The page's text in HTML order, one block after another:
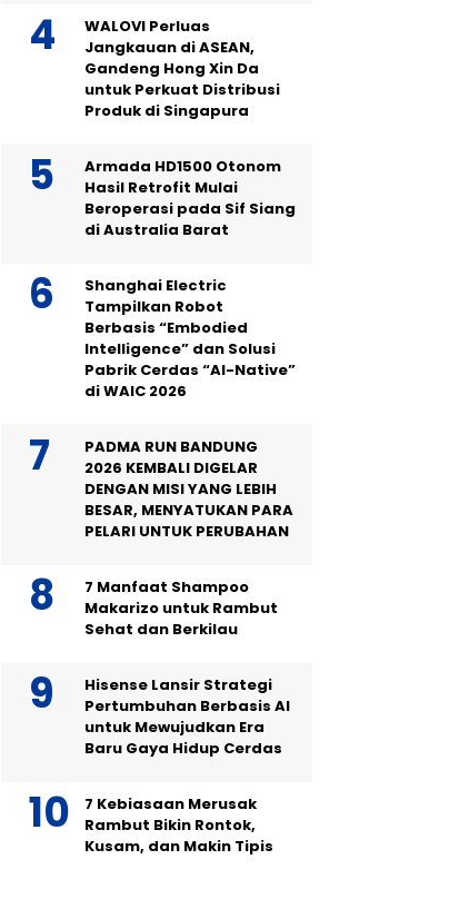
WALOVI Perluas
Jangkauan di ASEAN,
Gandeng Hong Xin Da
untuk Perkuat Distribusi
Produk di Singapura
Armada HD1500 Otonom
Hasil Retrofit Mulai
Beroperasi pada Sif Siang
di Australia Barat
Shanghai Electric
Tampilkan Robot
Berbasis “Embodied
Intelligence” dan Solusi
Pabrik Cerdas “AI-Native”
di WAIC 2026
PADMA RUN BANDUNG
2026 KEMBALI DIGELAR
DENGAN MISI YANG LEBIH
BESAR, MENYATUKAN PARA
PELARI UNTUK PERUBAHAN
7 Manfaat Shampoo
Makarizo untuk Rambut
Sehat dan Berkilau
Hisense Lansir Strategi
Pertumbuhan Berbasis AI
untuk Mewujudkan Era
Baru Gaya Hidup Cerdas
7 Kebiasaan Merusak
Rambut Bikin Rontok,
Kusam, dan Makin Tipis